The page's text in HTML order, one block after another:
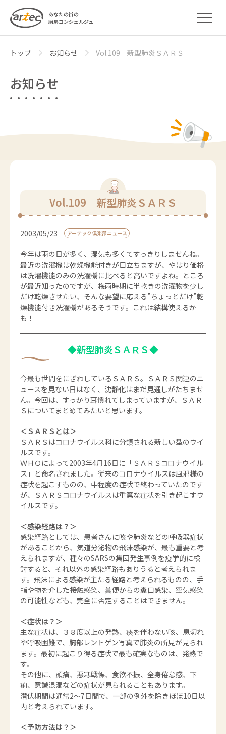
あなたの街の
厨房コンシェルジュ
トップ お知らせ Vol.109 新型肺炎ＳＡＲＳ
お知らせ
Vol.109 新型肺炎ＳＡＲＳ
2003/05/23 アーテック倶楽部ニュース
今年は雨の日が多く、湿気も多くてすっきりしませんね。
最近の洗濯機は乾燥機能付きが目立ちますが、やはり価格
は洗濯機能のみの洗濯機に比べると高いですよね。ところ
が最近知ったのですが、梅雨時期に半乾きの洗濯物を少し
だけ乾燥させたい、そんな要望に応える”ちょっとだけ”乾
燥機能付き洗濯機があるそうです。これは結構使えるか
も！
◆新型肺炎ＳＡＲＳ◆
今最も世間をにぎわしているＳＡＲＳ。ＳＡＲＳ関連のニ
ュースを見ない日はなく、沈静化はまだ見通しがたちませ
ん。今回は、すっかり耳慣れてしまっていますが、ＳＡＲ
Ｓについてまとめてみたいと思います。
＜ＳＡＲＳとは＞
ＳＡＲＳはコロナウイルス科に分類される新しい型のウイ
ルスです。
ＷＨＯによって2003年4月16日に「ＳＡＲＳコロナウイル
ス」と命名されました。従来のコロナウイルスは風邪様の
症状を起こすものの、中程度の症状で終わっていたのです
が、ＳＡＲＳコロナウイルスは重篤な症状を引き起こすウ
イルスです。
＜感染経路は？＞
感染経路としては、患者さんに咳や肺炎などの呼吸器症状
があることから、気道分泌物の飛沫感染が、最も重要と考
えられますが、種々のSARSの集団発生事例を疫学的に検
討すると、それ以外の感染経路もありうると考えられま
す。飛沫による感染が主たる経路と考えられるものの、手
指や物を介した接触感染、糞便からの糞口感染、空気感染
の可能性なども、完全に否定することはできません。
＜症状は？＞
主な症状は、３８度以上の発熱、痰を伴わない咳、息切れ
や呼吸困難で、胸部レントゲン写真で肺炎の所見が見られ
ます。最初に起こり得る症状で最も確実なものは、発熱で
す。
その他に、頭痛、悪寒戦慄、食欲不振、全身倦怠感、下
痢、意識混濁などの症状が見られることもあります。
潜伏期間は通常2～7日間で、一部の例外を除きほぼ10日以
内と考えられています。
＜予防方法は？＞